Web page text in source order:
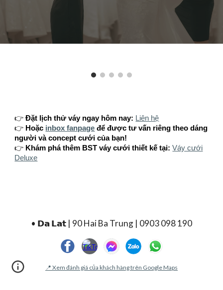
👉Đặt lịch thử váy ngay hôm nay: Liên hệ
👉 Hoặc inbox fanpage để được tư vấn riêng theo dáng
người và concept cưới của bạn!
👉 Khám phá thêm BST váy cưới thiết kế tại:Váy cưới
Deluxe
• 𝗗𝗮 𝗟𝗮𝘁 | 90 Hai Ba Trung | 0903 098 190
📍 Xem đánh giá của khách hàng trên Google Maps